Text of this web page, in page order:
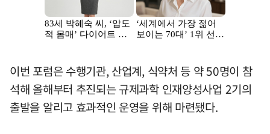
이번 포럼은 수행기관, 산업계, 식약처 등 약 50명이 참
석해 올해부터 추진되는 규제과학 인재양성사업 2기의
출발을 알리고 효과적인 운영을 위해 마련됐다.